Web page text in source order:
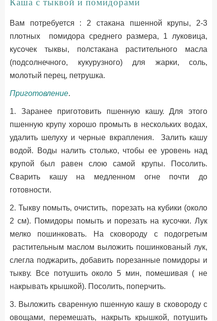
Каша с тыквой и помидорами
Вам потребуется : 2 стакана пшенной крупы, 2-3
плотных помидора среднего размера, 1 луковица,
кусочек тыквы, полстакана растительного масла
(подсолнечного, кукурузного) для жарки, соль,
молотый перец, петрушка.
Приготовление.
1. Заранее приготовить пшенную кашу. Для этого
пшенную крупу хорошо промыть в нескольких водах,
удалить шелуху и черные вкрапления. Залить кашу
водой. Воды налить столько, чтобы ее уровень над
крупой был равен слою самой крупы. Посолить.
Сварить кашу на медленном огне почти до
готовности.
2. Тыкву помыть, очистить, порезать на кубики (около
2 см). Помидоры помыть и порезать на кусочки. Лук
мелко пошинковать. На сковороду с подогретым
растительным маслом выложить пошинкованый лук,
слегла поджарить, добавить порезанные помидоры и
тыкву. Все потушить около 5 мин, помешивая ( не
накрывать крышкой). Посолить, поперчить.
3. Выложить сваренную пшенную кашу в сковороду с
овощами, перемешать, накрыть крышкой, потушить